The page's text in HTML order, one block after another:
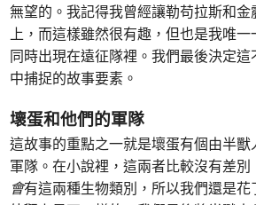
無望的。我記得我曾經讓勒苟拉斯和
上，而這樣雖然很有趣，但也是我唯
同時出現在遠征隊裡。我們最後決定
中捕捉的故事要素。
壞蛋和他們的軍隊
這故事的重點之一就是壞蛋有個由半
軍隊。在小說裡，這兩者比較沒有差別
會有這兩種生物類別，所以我們還是